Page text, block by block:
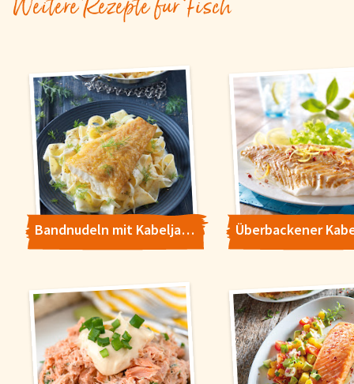
Bandnudeln mit Kabeljau und Fenchel